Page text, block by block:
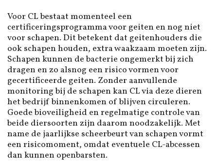
Voor CL bestaat momenteel een
certificeringsprogramma voor geiten en nog niet
voor schapen. Dit betekent dat geitenhouders die
ook schapen houden, extra waakzaam moeten zijn.
Schapen kunnen de bacterie ongemerkt bij zich
dragen en zo alsnog een risico vormen voor
gecertificeerde geiten. Zonder aanvullende
monitoring bij de schapen kan CL via deze dieren
het bedrijf binnenkomen of blijven circuleren.
Goede bioveiligheid en regelmatige controle van
beide diersoorten zijn daarom noodzakelijk. Met
name de jaarlijkse scheerbeurt van schapen vormt
een risicomoment, omdat eventuele CL-abcessen
dan kunnen openbarsten.